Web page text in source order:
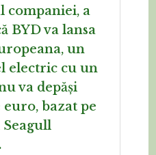
companiei, a
BYD va lansa
un
electric cu un
va depăși
bazat pe